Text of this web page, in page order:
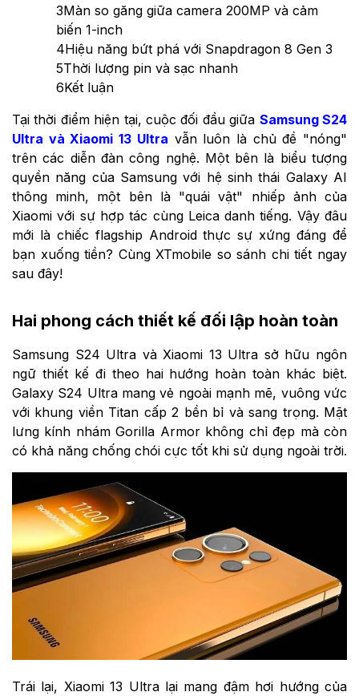
3Màn so găng giữa camera 200MP và cảm
biến 1-inch
4Hiệu năng bứt phá với Snapdragon 8 Gen 3
5Thời lượng pin và sạc nhanh
6Kết luận
Tại thời điểm hiện tại, cuộc đối đầu giữa Samsung S24
Ultra và Xiaomi 13 Ultra vẫn luôn là chủ đề "nóng"
trên các diễn đàn công nghệ. Một bên là biểu tượng
quyền năng của Samsung với hệ sinh thái Galaxy AI
thông minh, một bên là "quái vật" nhiếp ảnh của
Xiaomi với sự hợp tác cùng Leica danh tiếng. Vậy đâu
mới là chiếc flagship Android thực sự xứng đáng để
bạn xuống tiền? Cùng XTmobile so sánh chi tiết ngay
sau đây!
Hai phong cách thiết kế đối lập hoàn toàn
Samsung S24 Ultra và Xiaomi 13 Ultra sở hữu ngôn
ngữ thiết kế đi theo hai hướng hoàn toàn khác biệt.
Galaxy S24 Ultra mang vẻ ngoài mạnh mẽ, vuông vức
với khung viền Titan cấp 2 bền bỉ và sang trọng. Mặt
lưng kính nhám Gorilla Armor không chỉ đẹp mà còn
có khả năng chống chói cực tốt khi sử dụng ngoài trời.
Trái lại, Xiaomi 13 Ultra lại mang đậm hơi hướng của